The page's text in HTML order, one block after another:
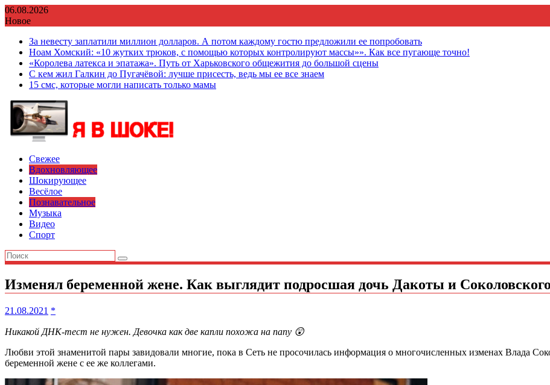
Перейти
к
06.08.2026
Новое
За невесту заплатили миллион долларов. А потом каждому гостю предложили ее попробовать
Ноам Хомский: «10 жутких трюков, с помощью которых контролируют массы»». Как все пугающе точно!
«Королева латекса и эпатажа». Путь от Харьковского общежития до большой сцены
С кем жил Галкин до Пугачёвой: лучше присесть, ведь мы ее все знаем
15 смс, которые могли написать только мамы
Свежее
Вдохновляющее
Шокирующее
Весёлое
Познавательное
Музыка
Видео
Спорт
Изменял беременной жене. Как выглядит подросшая дочь Дакоты и Соколовского
21.08.2021 *
Никакой ДНК-тест не нужен. Девочка как две капли похожа на папу 😲
Любви этой знаменитой пары завидовали многие, пока в Сеть не просочилась информация о многочисленных изменах Влада
беременной жене с ее же коллегами.